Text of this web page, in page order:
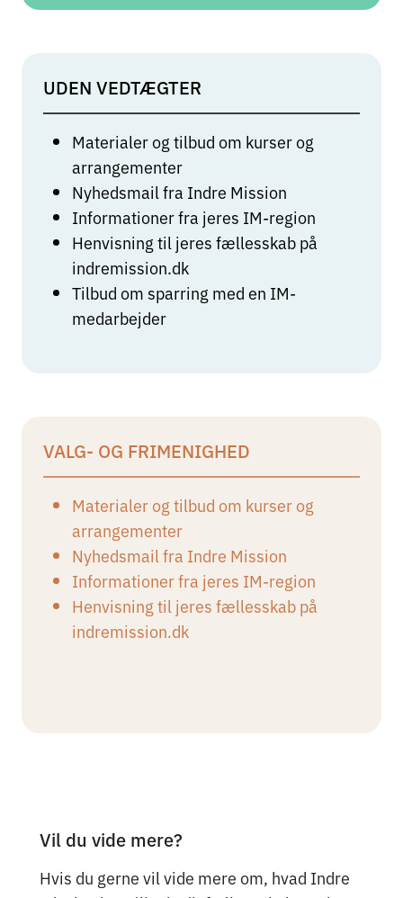
UDEN VEDTÆGTER
Materialer og tilbud om kurser og
arrangementer
Nyhedsmail fra Indre Mission
Informationer fra jeres IM-region
Henvisning til jeres fællesskab på
indremission.dk
Tilbud om sparring med en IM-
medarbejder
VALG- OG FRIMENIGHED
Materialer og tilbud om kurser og
arrangementer
Nyhedsmail fra Indre Mission
Informationer fra jeres IM-region
Henvisning til jeres fællesskab på
indremission.dk
Vil du vide mere?
Hvis du gerne vil vide mere om, hvad Indre